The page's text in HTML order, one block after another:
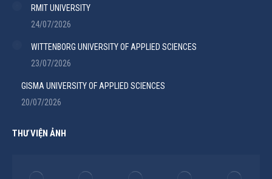
RMIT UNIVERSITY
24/07/2026
WITTENBORG UNIVERSITY OF APPLIED SCIENCES
23/07/2026
GISMA UNIVERSITY OF APPLIED SCIENCES
20/07/2026
THƯ VIỆN ẢNH